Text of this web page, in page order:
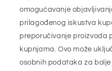
omogućavanje
prilagođenog iskustva
preporučivanje proizvoda
kupnjama. Ovo može
osobnih podataka za